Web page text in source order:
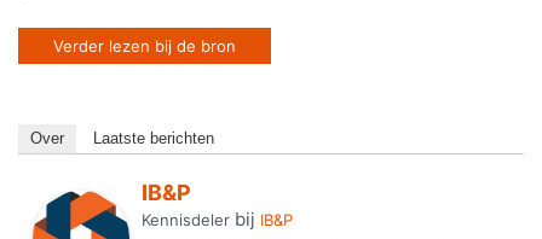
Verder lezen bij de bron
Over Laatste berichten
IB&P
Kennisdeler bij IB&P